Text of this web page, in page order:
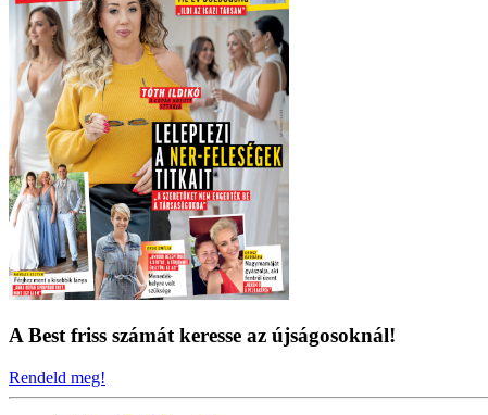
A Best friss számát keresse az újságosoknál!
Rendeld meg!